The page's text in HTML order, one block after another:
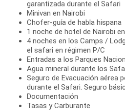
garantizada durante el Safari
Minivan en Nairobi
Chofer-guía de habla hispana
1 noche de hotel de Nairobi
4 noches en los Camps /
el safari en régimen P/C
Entradas a los Parques
Agua mineral durante los
Seguro de Evacuación aérea
durante el Safari. Seguro
Documentación
Tasas y Carburante